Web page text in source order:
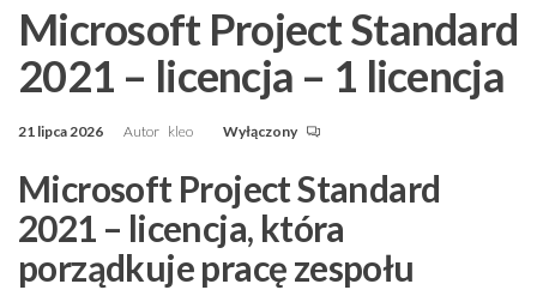
Microsoft Project Standard
2021 – licencja – 1 licencja
21 lipca 2026 Autor kleo Wyłączony
Microsoft Project Standard
2021 – licencja, która
porządkuje pracę zespołu